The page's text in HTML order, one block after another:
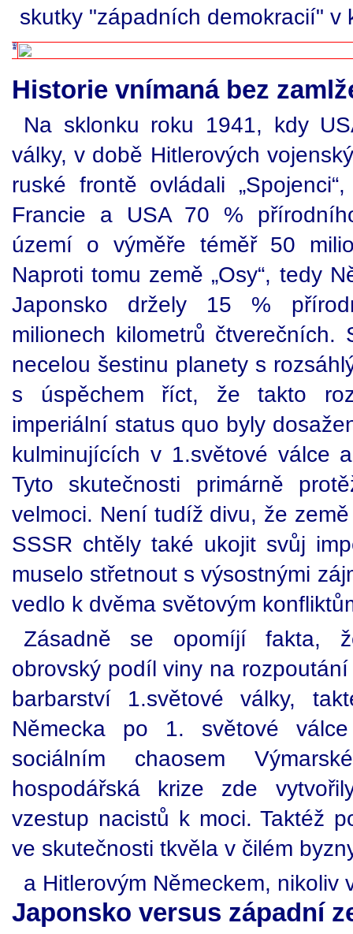
skutky "západních demokracií" v
Historie vnímaná bez
Na sklonku roku 1941, kdy
války, v době Hitlerových
ruské frontě ovládali
Francie a USA 70 %
území o výměře téměř 50
Naproti tomu země „Osy“, tedy
Japonsko držely 15 %
milionech kilometrů čtverečních.
necelou šestinu planety s
s úspěchem říct, že takto
imperiální status quo byly
kulminujících v 1.světové válce
Tyto skutečnosti primárně
velmoci. Není tudíž divu, že
SSSR chtěly také ukojit svůj
muselo střetnout s výsostnými
vedlo k dvěma světovým
Zásadně se opomíjí fakta,
obrovský podíl viny na
barbarství 1.světové války,
Německa po 1. světové válce
sociálním chaosem
hospodářská krize zde
vzestup nacistů k moci. Taktéž
ve skutečnosti tkvěla v čilém
a Hitlerovým Německem, nikoliv
Japonsko versus západní